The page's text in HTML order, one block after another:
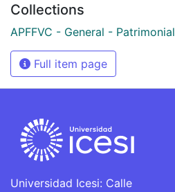
Collections
APFFVC - General - Patrimonial
Full item page
Universidad Icesi: Calle